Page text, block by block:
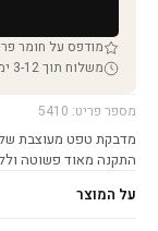
מודפס על חומר
משלוח תוך 3-12 ימי עסקים
מספר פריט: 5410
מדבקת טפט מעוצבת
התקנה מאוד פשוטה
על המוצר